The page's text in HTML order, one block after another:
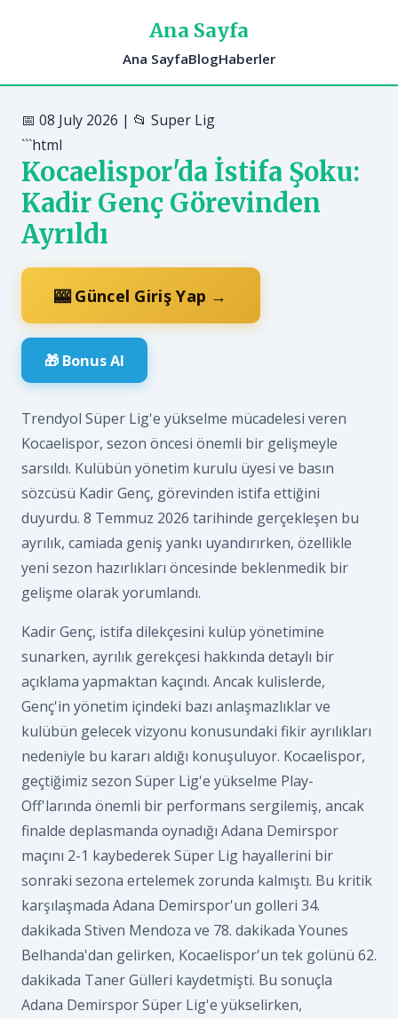
Ana Sayfa
Ana SayfaBlogHaberler
📅 08 July 2026 | 📂 Super Lig
```html
Kocaelispor'da İstifa Şoku:
Kadir Genç Görevinden
Ayrıldı
🎰 Güncel Giriş Yap →
🎁 Bonus Al
Trendyol Süper Lig'e yükselme mücadelesi veren
Kocaelispor, sezon öncesi önemli bir gelişmeyle
sarsıldı. Kulübün yönetim kurulu üyesi ve basın
sözcüsü Kadir Genç, görevinden istifa ettiğini
duyurdu. 8 Temmuz 2026 tarihinde gerçekleşen bu
ayrılık, camiada geniş yankı uyandırırken, özellikle
yeni sezon hazırlıkları öncesinde beklenmedik bir
gelişme olarak yorumlandı.
Kadir Genç, istifa dilekçesini kulüp yönetimine
sunarken, ayrılık gerekçesi hakkında detaylı bir
açıklama yapmaktan kaçındı. Ancak kulislerde,
Genç'in yönetim içindeki bazı anlaşmazlıklar ve
kulübün gelecek vizyonu konusundaki fikir ayrılıkları
nedeniyle bu kararı aldığı konuşuluyor. Kocaelispor,
geçtiğimiz sezon Süper Lig'e yükselme Play-
Off'larında önemli bir performans sergilemiş, ancak
finalde deplasmanda oynadığı Adana Demirspor
maçını 2-1 kaybederek Süper Lig hayallerini bir
sonraki sezona ertelemek zorunda kalmıştı. Bu kritik
karşılaşmada Adana Demirspor'un golleri 34.
dakikada Stiven Mendoza ve 78. dakikada Younes
Belhanda'dan gelirken, Kocaelispor'un tek golünü 62.
dakikada Taner Gülleri kaydetmişti. Bu sonuçla
Adana Demirspor Süper Lig'e yükselirken,